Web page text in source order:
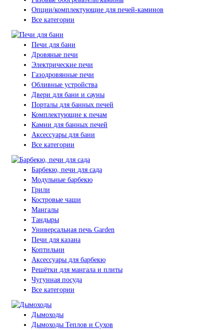
Опции/комплектующие для печей-каминов
Все категории
Печи для бани
Дровяные печи
Электрические печи
Газодровянные печи
Обливные устройства
Двери для бани и сауны
Порталы для банных печей
Комплектующие к печам
Камни для банных печей
Аксессуары для бани
Все категории
Барбекю, печи для сада
Модульные барбекю
Грили
Костровые чаши
Мангалы
Тандыры
Универсальная печь Garden
Печи для казана
Коптильни
Аксессуары для барбекю
Решётки для мангала и плиты
Чугунная посуда
Все категории
Дымоходы
Дымоходы Теплов и Сухов